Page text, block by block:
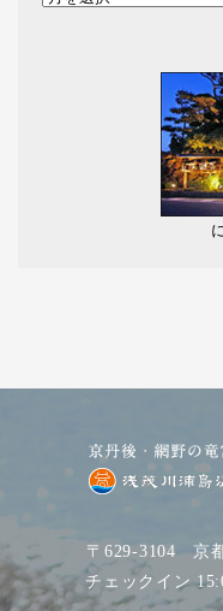
〒629-3104 京
チェックイン